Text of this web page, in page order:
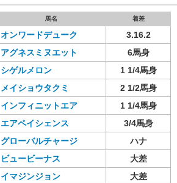
馬名 着差
オンワードデューク
3.16.2
アグネスミヌエット
6馬身
シゲルメロン
1 1/4馬身
メイショウタクミ
2 1/2馬身
インフィニットエア
1 1/4馬身
エアペイシェンス
3/4馬身
グローバルチャージ
ハナ
ビュービーナス
大差
イマジンジョン
大差